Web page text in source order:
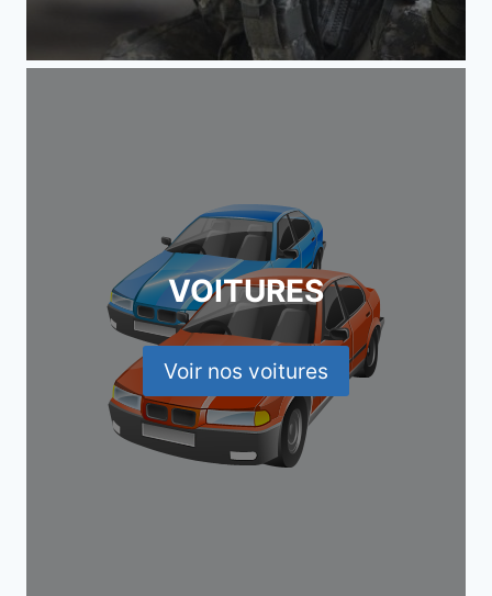
VOITURES
Voir nos voitures